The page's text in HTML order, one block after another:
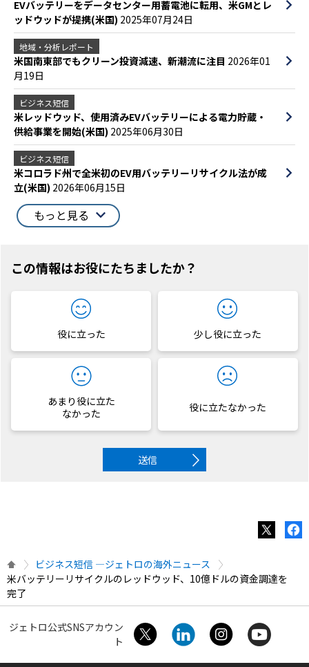
EVバッテリーをデータセンター用蓄電池に転用、米GMとレ
ッドウッドが提携(米国) 2025年07月24日
地域・分析レポート
米国南東部でもクリーン投資減速、新潮流に注目 2026年01
月19日
ビジネス短信
米レッドウッド、使用済みEVバッテリーによる電力貯蔵・
供給事業を開始(米国) 2025年06月30日
ビジネス短信
米コロラド州で全米初のEV用バッテリーリサイクル法が成
立(米国) 2026年06月15日
もっと見る
この情報はお役にたちましたか？
役に立った 少し役に立った
あまり役に立た
なかった
役に立たなかった
送信
ビジネス短信 ―ジェトロの海外ニュース
米バッテリーリサイクルのレッドウッド、10億ドルの資金調達を
完了
ジェトロ公式SNSアカウン
ト